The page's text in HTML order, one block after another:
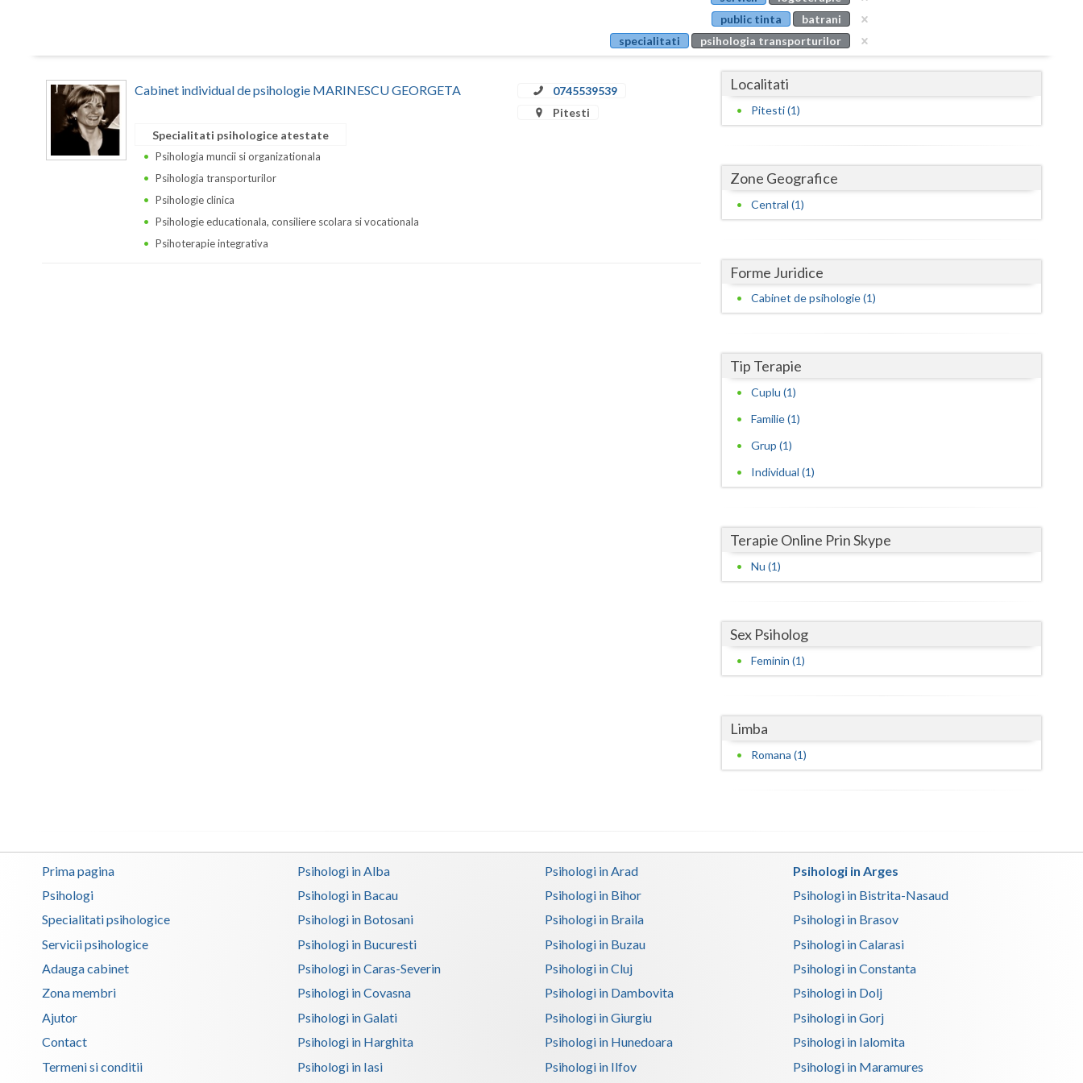
Buzau
Calarasi
Caras-Severin
Giurgiu
Maramures
Mehedinti
Neamt
Salaj
Timis
Tulcea
Valcea
Vaslui
public tinta
batrani
specialitati
psihologia transporturilor
Cabinet individual de psihologie MARINESCU GEORGETA
0745539539
Pitesti
Specialitati psihologice atestate
Psihologia muncii si organizationala
Psihologia transporturilor
Psihologie clinica
Psihologie educationala, consiliere scolara si vocationala
Psihoterapie integrativa
Localitati
Pitesti (1)
Zone Geografice
Central (1)
Forme Juridice
Cabinet de psihologie (1)
Tip Terapie
Cuplu (1)
Familie (1)
Grup (1)
Individual (1)
Terapie Online Prin Skype
Nu (1)
Sex Psiholog
Feminin (1)
Limba
Romana (1)
Prima pagina
Psihologi
Specialitati psihologice
Servicii psihologice
Adauga cabinet
Zona membri
Ajutor
Contact
Termeni si conditii
Psihologi in Alba Psihologi in Arad
Psihologi in Arges
Psihologi in Bacau
Psihologi in Bihor
Psihologi in Bistrita-Nasaud
Psihologi in Botosani
Psihologi in Braila
Psihologi in Brasov
Psihologi in Bucuresti
Psihologi in Buzau
Psihologi in Calarasi
Psihologi in Caras-Severin
Psihologi in Cluj
Psihologi in Constanta
Psihologi in Covasna
Psihologi in Dambovita
Psihologi in Dolj
Psihologi in Galati
Psihologi in Giurgiu
Psihologi in Gorj
Psihologi in Harghita
Psihologi in Hunedoara
Psihologi in Ialomita
Psihologi in Iasi
Psihologi in Ilfov
Psihologi in Maramures